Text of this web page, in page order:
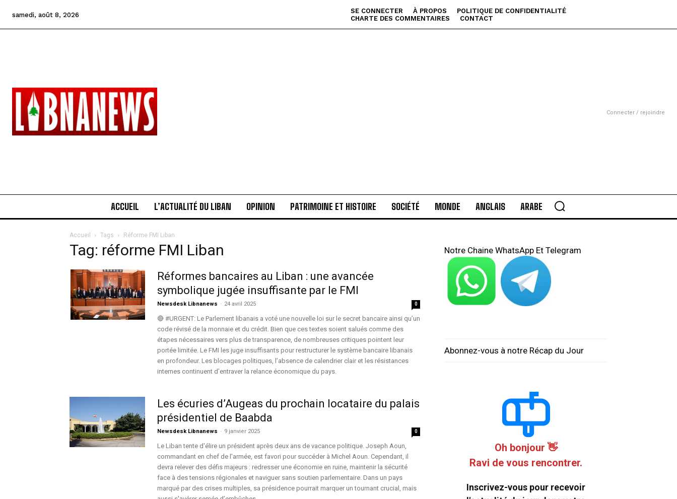
samedi, août 8, 2026 SE CONNECTER À PROPOS
POLITIQUE DE CONFIDENTIALITÉ
CHARTE DES COMMENTAIRES
CONTACT
Connecter / rejoindre
ACCUEIL L’ACTUALITÉ DU LIBAN OPINION PATRIMOINE ET HISTOIRE SOCIÉTÉ MONDE ANGLAIS ARABE
Accueil Tags Réforme FMI Liban
Tag: réforme FMI Liban
Réformes bancaires au Liban : une avancée
symbolique jugée insuffisante par le FMI
Newsdesk Libnanews - 24 avril 2025 0
🔴 #URGENT: Le Parlement libanais a voté une nouvelle loi sur le secret bancaire ainsi qu’un
code révisé de la monnaie et du crédit. Bien que ces textes soient salués comme des
étapes nécessaires vers plus de transparence, de nombreuses critiques pointent leur
portée limitée. Le FMI les juge insuffisants pour restructurer le système bancaire libanais
en profondeur. Les blocages politiques, l’absence de calendrier clair et les résistances
internes continuent d’entraver la relance économique du pays.
Les écuries d’Augeas du prochain locataire du palais
présidentiel de Baabda
Newsdesk Libnanews - 9 janvier 2025 0
Le Liban tente d'élire un président après deux ans de vacance politique. Joseph Aoun,
commandant en chef de l'armée, est favori pour succéder à Michel Aoun. Cependant, il
devra relever des défis majeurs : redresser une économie en ruine, maintenir la sécurité
face à des tensions régionales et naviguer sans soutien parlementaire. Dans un pays
marqué par des crises multiples, sa présidence pourrait marquer un tournant crucial, mais
Notre Chaine WhatsApp Et Telegram
Abonnez-vous à notre Récap du Jour
Oh bonjour 👋
Ravi de vous rencontrer.
Inscrivez-vous pour recevoir